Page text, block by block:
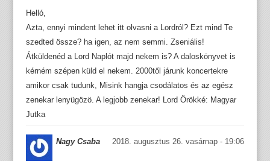
Helló,
Azta, ennyi mindent lehet itt olvasni a Lordról? Ezt mind Te
szedted össze? ha igen, az nem semmi. Zseniális!
Átküldenéd a Lord Naplót majd nekem is? A daloskönyvet is
kérném szépen küld el nekem. 2000től járunk koncertekre
amikor csak tudunk, Misink hangja csodálatos és az egész
zenekar lenyügözö. A legjobb zenekar! Lord Örökké: Magyar
Jutka
Nagy Csaba 2018. augusztus 26. vasárnap - 19:06